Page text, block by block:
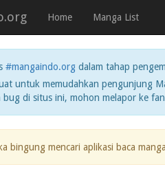
Home Manga List
#mangaindo.org dalam tahap
untuk memudahkan pengunjung
bug di situs ini, mohon melapor ke
bingung mencari aplikasi baca